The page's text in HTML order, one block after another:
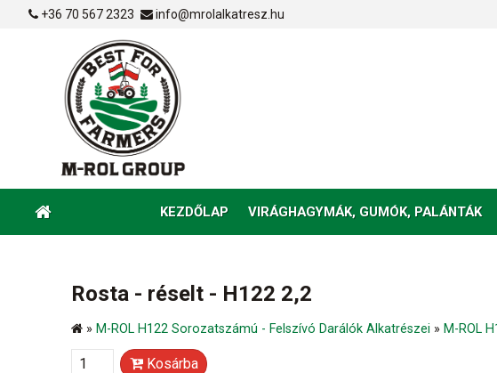
+36 70 567 2323 info@mrolalkatresz.hu
KEZDŐLAP VIRÁGHAGYMÁK, GUMÓK, PALÁNTÁK
Rosta - réselt - H122 2,2
» M-ROL H122 Sorozatszámú - Felszívó Darálók Alkatrészei » M-ROL
Kosárba